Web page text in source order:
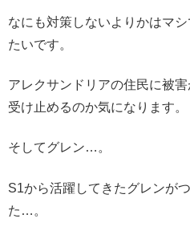
なにも対策しないよりかはマ
たいです。
アレクサンドリアの住民に被
受け止めるのか気になります。
そしてグレン…。
S1から活躍してきたグレンが
た…。